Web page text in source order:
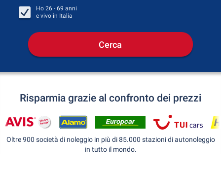
Ho 26 - 69 anni
e vivo in Italia
Cerca
Risparmia grazie al confronto dei prezzi
Oltre 900 società di noleggio in più di 85.000 stazioni di autonoleggio
in tutto il mondo.